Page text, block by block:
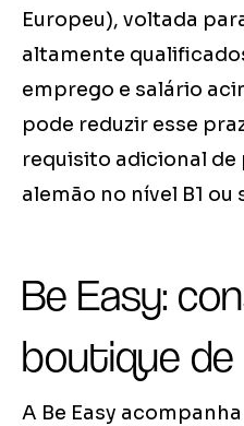
Europeu), voltada
altamente
emprego e salário
pode reduzir esse
requisito adicional
alemão no nível B1 ou
Be Easy:
boutique
A Be Easy